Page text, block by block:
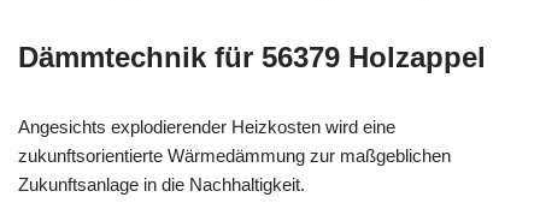
Dämmtechnik für 56379 Holzappel
Angesichts explodierender Heizkosten wird eine
zukunftsorientierte Wärmedämmung zur maßgeblichen
Zukunftsanlage in die Nachhaltigkeit.